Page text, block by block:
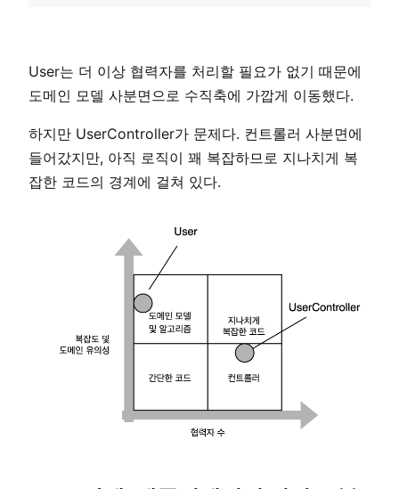
User는 더 이상 협력자를 처리할 필요가 없기 때문에
도메인 모델 사분면으로 수직축에 가깝게 이동했다.
하지만 UserController가 문제다. 컨트롤러 사분면에
들어갔지만, 아직 로직이 꽤 복잡하므로 지나치게 복
잡한 코드의 경계에 걸쳐 있다.